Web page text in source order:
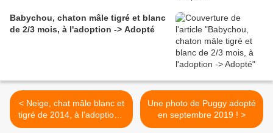
Babychou, chaton mâle tigré et blanc
de 2/3 mois, à l'adoption -> Adopté
< Neige, chat mâle blanc et
tigré de 2014, à l'adoption -
> adopté
Une photo de Puggy adopté
en septembre 2019 ! >